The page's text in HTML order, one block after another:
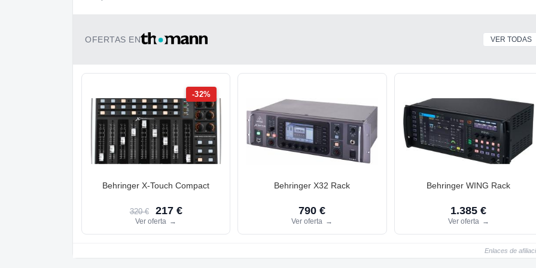
OFERTAS EN VER TODAS
-32%
Behringer X-Touch Compact
320 € 217 €
Ver oferta →
Behringer X32 Rack
790 €
Ver oferta →
Behringer WING Rack
1.385 €
Ver oferta →
Enlaces de